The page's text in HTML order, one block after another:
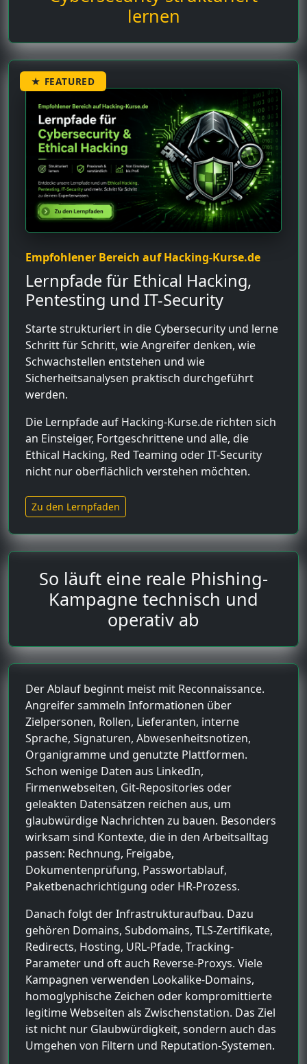
lernen
★ FEATURED
Empfohlener Bereich auf Hacking-Kurse.de
Lernpfade für Ethical Hacking,
Pentesting und IT-Security
Starte strukturiert in die Cybersecurity und lerne
Schritt für Schritt, wie Angreifer denken, wie
Schwachstellen entstehen und wie
Sicherheitsanalysen praktisch durchgeführt
werden.
Die Lernpfade auf Hacking-Kurse.de richten sich
an Einsteiger, Fortgeschrittene und alle, die
Ethical Hacking, Red Teaming oder IT-Security
nicht nur oberflächlich verstehen möchten.
Zu den Lernpfaden
So läuft eine reale Phishing-
Kampagne technisch und
operativ ab
Der Ablauf beginnt meist mit Reconnaissance.
Angreifer sammeln Informationen über
Zielpersonen, Rollen, Lieferanten, interne
Sprache, Signaturen, Abwesenheitsnotizen,
Organigramme und genutzte Plattformen.
Schon wenige Daten aus LinkedIn,
Firmenwebseiten, Git-Repositories oder
geleakten Datensätzen reichen aus, um
glaubwürdige Nachrichten zu bauen. Besonders
wirksam sind Kontexte, die in den Arbeitsalltag
passen: Rechnung, Freigabe,
Dokumentenprüfung, Passwortablauf,
Paketbenachrichtigung oder HR-Prozess.
Danach folgt der Infrastrukturaufbau. Dazu
gehören Domains, Subdomains, TLS-Zertifikate,
Redirects, Hosting, URL-Pfade, Tracking-
Parameter und oft auch Reverse-Proxys. Viele
Kampagnen verwenden Lookalike-Domains,
homoglyphische Zeichen oder kompromittierte
legitime Webseiten als Zwischenstation. Das Ziel
ist nicht nur Glaubwürdigkeit, sondern auch das
Umgehen von Filtern und Reputation-Systemen.